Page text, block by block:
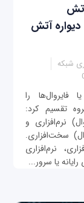
آتش
شبکه
فایروال‌ها را
تقسیم کرد:
نرم‌افزاری و
سخت‌افزاری.
نرم‌افزاری
یا سرور...